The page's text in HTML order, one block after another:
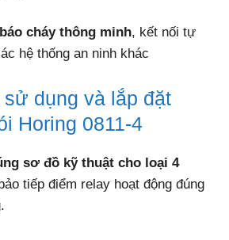
cháy thông minh, kết nối tự
hệ thống an ninh khác
dụng và lắp đặt
Horing 0811-4
sơ đồ kỹ thuật cho loại 4
tiếp điểm relay hoạt động đúng